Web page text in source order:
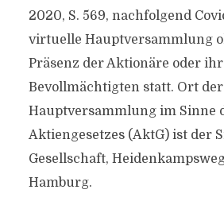
2020, S. 569, nachfolgend
virtuelle Hauptversammlung
Präsenz der Aktionäre oder
Bevollmächtigten statt. Ort der
Hauptversammlung im Sinne
Aktiengesetzes (AktG) ist der
Gesellschaft,
Hamburg.